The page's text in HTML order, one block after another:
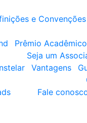
e Convenções
Prêmio
Seja um
Vantagens
Fale